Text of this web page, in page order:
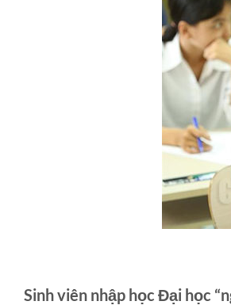
Sinh viên nhập học Đại học